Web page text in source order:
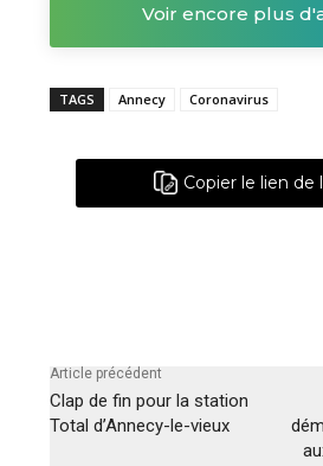
Voir encore plus
TAGS Annecy Coronavirus
Copier le lien de
Article précédent
Clap de fin pour la station
Total d’Annecy-le-vieux